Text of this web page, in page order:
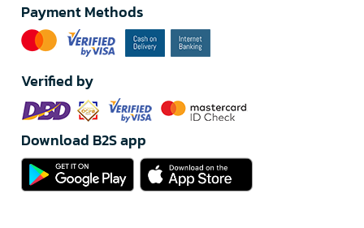
Payment Methods
Verified by
Download B2S app